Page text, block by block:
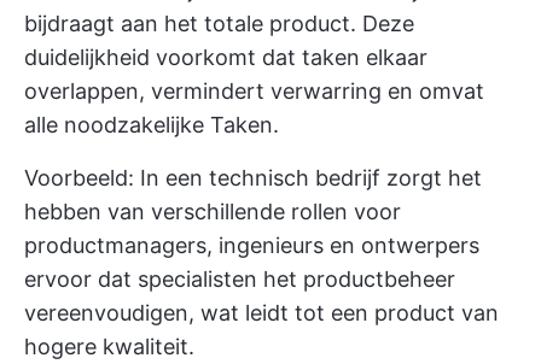
bijdraagt aan het totale product. Deze
duidelijkheid voorkomt dat taken elkaar
overlappen, vermindert verwarring en omvat
alle noodzakelijke Taken.
Voorbeeld: In een technisch bedrijf zorgt het
hebben van verschillende rollen voor
productmanagers, ingenieurs en ontwerpers
ervoor dat specialisten het productbeheer
vereenvoudigen, wat leidt tot een product van
hogere kwaliteit.